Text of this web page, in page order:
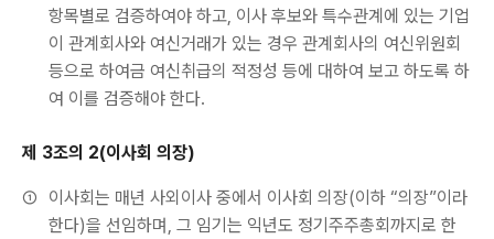
항목별로 검증하여야 하고, 이사 후보와 특수관계에 있는 기업
이 관계회사와 여신거래가 있는 경우 관계회사의 여신위원회
등으로 하여금 여신취급의 적정성 등에 대하여 보고 하도록 하
여 이를 검증해야 한다.
제 3조의 2(이사회 의장)
①
이사회는 매년 사외이사 중에서 이사회 의장(이하 “의장”이라
한다)을 선임하며, 그 임기는 익년도 정기주주총회까지로 한